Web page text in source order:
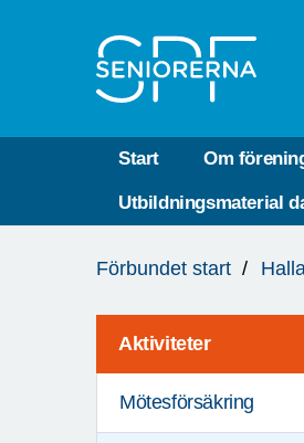
Start Om
Utbildningsmaterial
är
Förbundet start
Aktiviteter
Mötesförsäkring